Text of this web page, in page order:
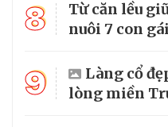
8
Từ căn lều
nuôi 7 con
9
Làng cổ
lòng miền